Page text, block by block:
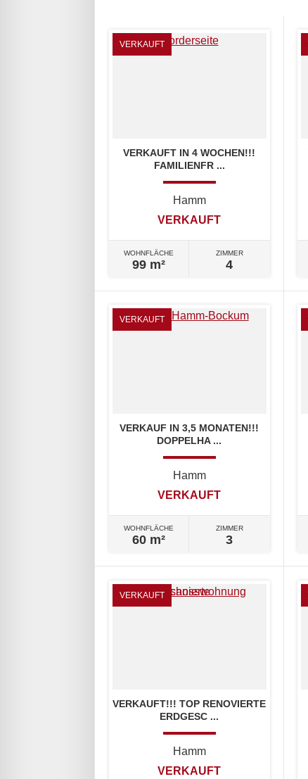
VERKAUFT
VERKAUFT IN 4 WOCHEN!!!
FAMILIENFR ...
Hamm
VERKAUFT
WOHNFLÄCHE
99 m²
ZIMMER
4
VERKAUFT
VERKAUF IN 3,5 MONATEN!!!
DOPPELHA ...
Hamm
VERKAUFT
WOHNFLÄCHE
60 m²
ZIMMER
3
VERKAUFT
VERKAUFT!!! TOP RENOVIERTE
ERDGESC ...
Hamm
VERKAUFT